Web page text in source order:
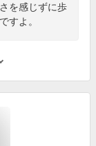
を感じずに歩
すよ。